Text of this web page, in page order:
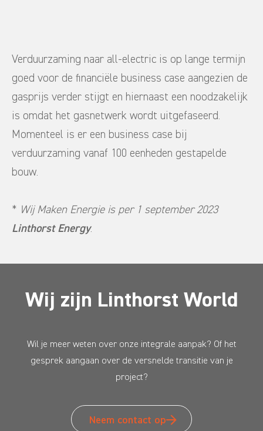
Verduurzaming naar all-electric is op lange termijn
goed voor de financiële business case aangezien de
gasprijs verder stijgt en hiernaast een noodzakelijk
is omdat het gasnetwerk wordt uitgefaseerd.
Momenteel is er een business case bij
verduurzaming vanaf 100 eenheden gestapelde
bouw.
* Wij Maken Energie is per 1 september 2023
Linthorst Energy.
Wij zijn Linthorst World
Wil je meer weten over onze integrale aanpak? Of het
gesprek aangaan over de versnelde transitie van je
project?
Neem contact op